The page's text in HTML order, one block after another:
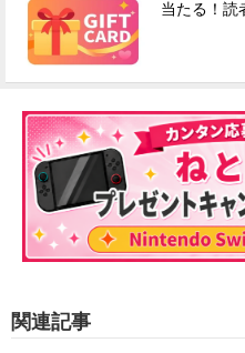
当たる！読
関連記事